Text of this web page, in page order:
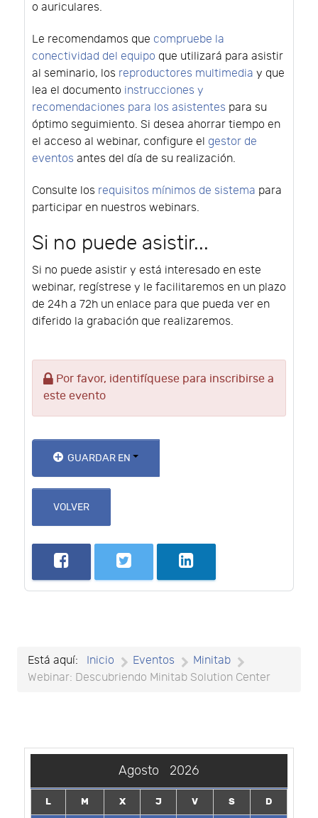
o auriculares.
Le recomendamos que compruebe la
conectividad del equipo que utilizará para asistir
al seminario, los reproductores multimedia y que
lea el documento instrucciones y
recomendaciones para los asistentes para su
óptimo seguimiento. Si desea ahorrar tiempo en
el acceso al webinar, configure el gestor de
eventos antes del día de su realización.
Consulte los requisitos mínimos de sistema para
participar en nuestros webinars.
Si no puede asistir...
Si no puede asistir y está interesado en este
webinar, regístrese y le facilitaremos en un plazo
de 24h a 72h un enlace para que pueda ver en
diferido la grabación que realizaremos.
Por favor, identifíquese para inscribirse a
este evento
GUARDAR EN
VOLVER
Está aquí: Inicio Eventos
Minitab
Webinar: Descubriendo Minitab Solution Center
Agosto 2026
L M X J V S
D